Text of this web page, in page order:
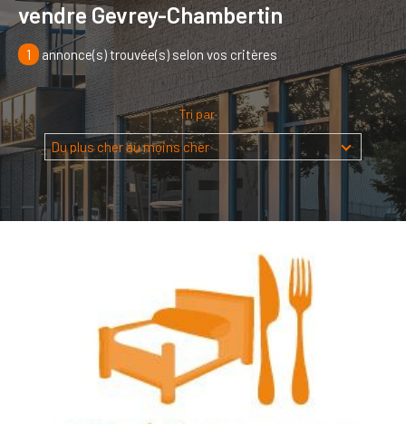
vendre Gevrey-Chambertin
1 annonce(s) trouvée(s) selon vos critères
Tri par
Du plus cher au moins cher
Type
de
bien
Type de bien
Ville
Budget
Budget
Surface
Surface
AFFINER LES CRITÈRES